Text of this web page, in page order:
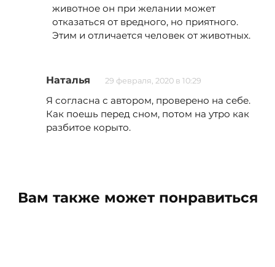
животное он при желании может
отказаться от вредного, но приятного.
Этим и отличается человек от животных.
Наталья 29 февраля, 2020 в 10:29
Я согласна с автором, проверено на себе.
Как поешь перед сном, потом на утро как
разбитое корыто.
Вам также может понравиться